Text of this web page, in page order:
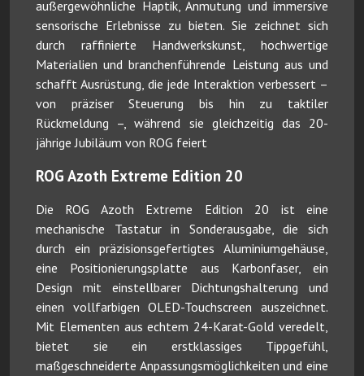
außergewöhnliche Haptik, Anmutung und immersive
sensorische Erlebnisse zu bieten. Sie zeichnet sich
durch raffinierte Handwerkskunst, hochwertige
Materialien und branchenführende Leistung aus und
schafft Ausrüstung, die jede Interaktion verbessert –
von präziser Steuerung bis hin zu taktiler
Rückmeldung –, während sie gleichzeitig das 20-
jährige Jubiläum von ROG feiert
ROG Azoth Extreme Edition 20
Die ROG Azoth Extreme Edition 20 ist eine
mechanische Tastatur in Sonderausgabe, die sich
durch ein präzisionsgefertigtes Aluminiumgehäuse,
eine Positionierungsplatte aus Karbonfaser, ein
Design mit einstellbarer Dichtungshalterung und
einen vollfarbigen OLED-Touchscreen auszeichnet.
Mit Elementen aus echtem 24-Karat-Gold veredelt,
bietet sie ein erstklassiges Tippgefühl,
maßgeschneiderte Anpassungsmöglichkeiten und eine